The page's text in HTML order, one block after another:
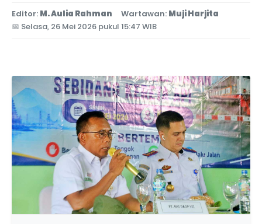
Editor: M. Aulia Rahman Wartawan: Muji Harjita
📅 Selasa, 26 Mei 2026 pukul 15:47 WIB